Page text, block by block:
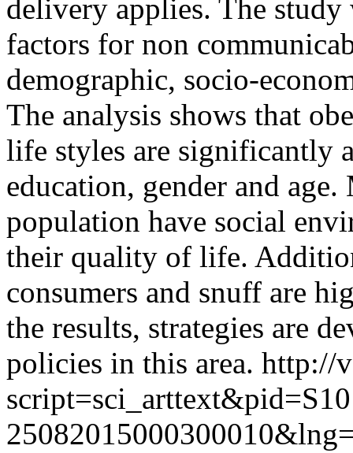
delivery applies. The
factors for non
demographic, socio-
The analysis shows that
life styles are significantly
education, gender and
population have social
their quality of life.
consumers and snuff are
the results, strategies are
policies in this area. http://